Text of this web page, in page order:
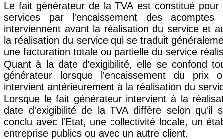
Le fait générateur de la TVA est constitué pour
services par l'encaissement des
interviennent avant la réalisation du service et
la réalisation du service qui se traduit
une facturation totale ou partielle du service
Quant à la date d'exigibilité, elle se confond
générateur lorsque l'encaissement du prix
intervient antérieurement à la réalisation du
Lorsque le fait générateur intervient à la
date d'exigibilité de la TVA diffère selon qu'il
conclu avec l'Etat, une collectivité locale, un
entreprise publics ou avec un autre client.